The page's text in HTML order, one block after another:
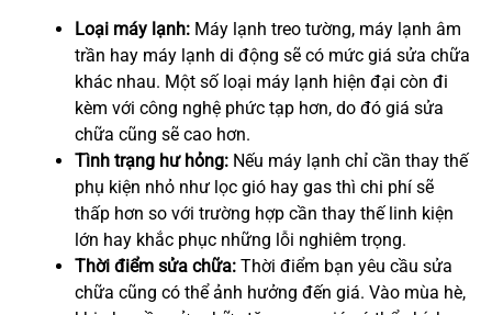
Loại máy lạnh: Máy lạnh treo tường, máy lạnh âm
trần hay máy lạnh di động sẽ có mức giá sửa chữa
khác nhau. Một số loại máy lạnh hiện đại còn đi
kèm với công nghệ phức tạp hơn, do đó giá sửa
chữa cũng sẽ cao hơn.
Tình trạng hư hỏng: Nếu máy lạnh chỉ cần thay thế
phụ kiện nhỏ như lọc gió hay gas thì chi phí sẽ
thấp hơn so với trường hợp cần thay thế linh kiện
lớn hay khắc phục những lỗi nghiêm trọng.
Thời điểm sửa chữa: Thời điểm bạn yêu cầu sửa
chữa cũng có thể ảnh hưởng đến giá. Vào mùa hè,